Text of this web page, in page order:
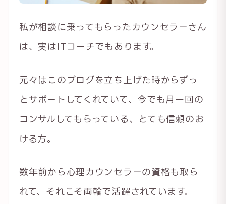
私が相談に乗ってもらったカウンセラーさん
は、実はITコーチでもあります。
元々はこのブログを立ち上げた時からずっ
とサポートしてくれていて、今でも月一回の
コンサルしてもらっている、とても信頼のお
ける方。
数年前から心理カウンセラーの資格も取ら
れて、それこそ両輪で活躍されています。